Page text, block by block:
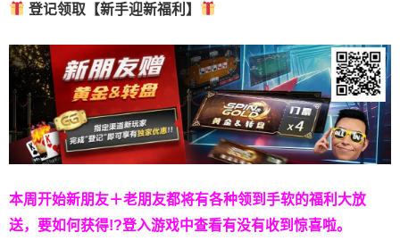
登记领取【新手迎新福利】
本周开始新朋友＋老朋友都将有各种领到手软的福利大放
送，要如何获得!?登入游戏中查看有没有收到惊喜啦。